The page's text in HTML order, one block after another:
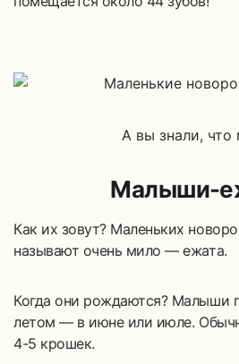
А вы знали,
Малыши-
Как их зовут? Маленьких
называют очень мило — ежата.
Когда они рождаются? Малыши
летом — в июне или июле.
4-5 крошек.